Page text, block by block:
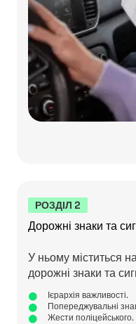
РОЗДІЛ 2
Дорожні знаки та
У ньому міститься
дорожні знаки та
Ієрархія важливості.
Попереджувальні
Жести поліцейського.